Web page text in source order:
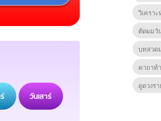
วันเสาร์
วิเครา
ตัดผมวั
บทสวด
คาถาท้
ดูดวงร